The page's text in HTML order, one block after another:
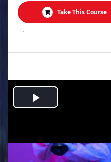
Take This Course
.
Play